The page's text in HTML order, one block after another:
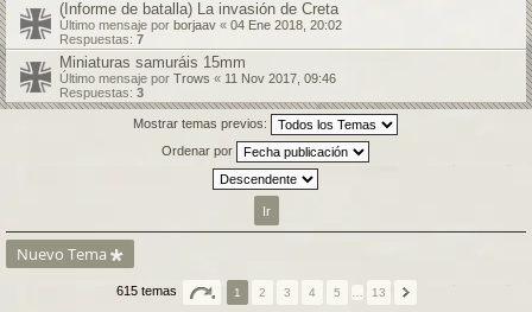
(Informe de batalla) La invasión de Creta
Último mensaje por borjaav « 04 Ene 2018, 20:02
Respuestas: 7
Miniaturas samuráis 15mm
Último mensaje por Trows « 11 Nov 2017, 09:46
Respuestas: 3
Mostrar temas previos:
Ordenar por
Nuevo Tema
615 temas 1 2 3 4 5 13